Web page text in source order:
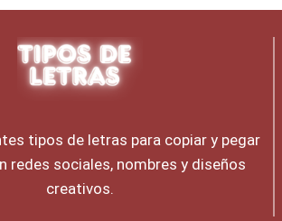
tipos de letras para copiar y pegar
redes sociales, nombres y diseños
creativos.